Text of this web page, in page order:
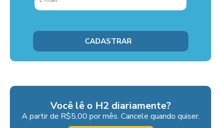
Você lê o H2 diariamente?
A partir de R$5,00 por mês. Cancele quando quiser.